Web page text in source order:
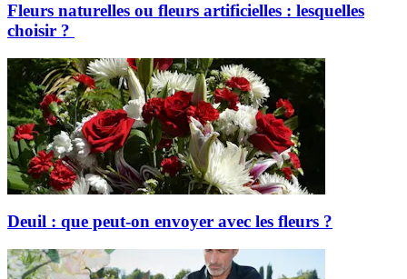
Fleurs naturelles ou fleurs artificielles : lesquelles
choisir ?
Deuil : que peut-on envoyer avec les fleurs ?